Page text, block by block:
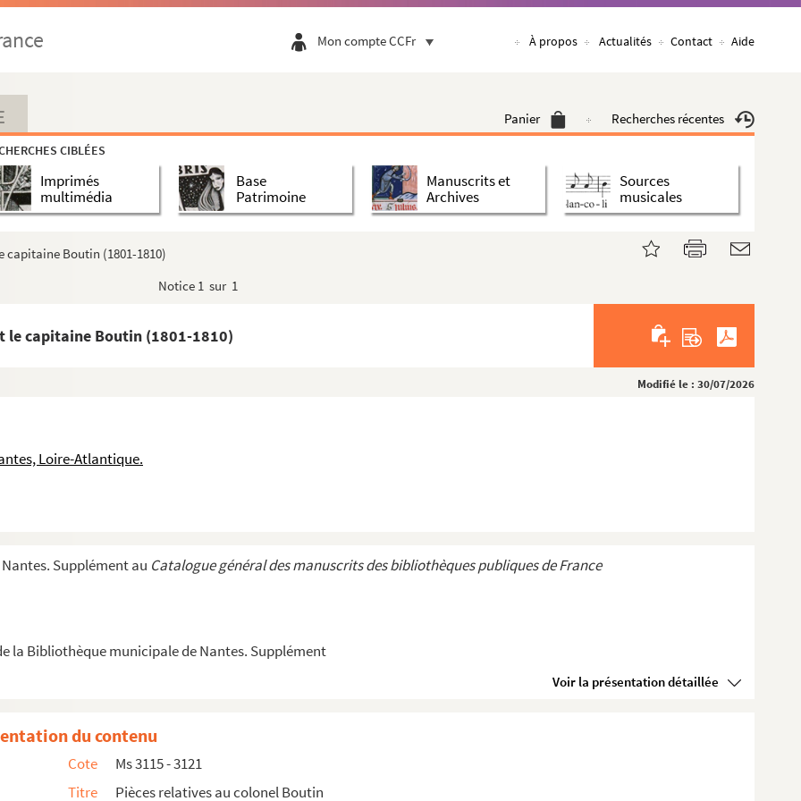
Mon compte CCFr À propos Actualités Contact Aide
Panier Recherches récentes
CIBLÉES
Imprimés
multimédia
Base
Patrimoine
Manuscrits et
Archives
Sources
musicales
capitaine Boutin (1801-1810)
Notice 1 sur 1
le capitaine Boutin (1801-1810)
Modifié le : 30/07/2026
Loire-Atlantique.
Supplément au Catalogue général des manuscrits des bibliothèques publiques de France
la Bibliothèque municipale de Nantes. Supplément
Voir la présentation détaillée
de la bibliothèque municipale
de monuments et lieux divers
(Paris)
Vilaine
Nantes
général des douanes de l'Empire
Cacault
la section technique du Génie
de Loire-Inférieure et divers
d'Esperey (Alger)
(Alger)
du contenu
Cote
Ms 3115 - 3121
Titre
Pièces relatives au colonel Boutin